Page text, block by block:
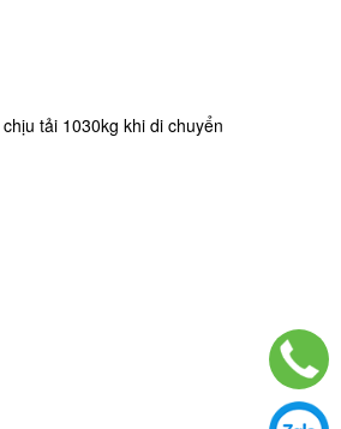
tải 1030kg khi di chuyển